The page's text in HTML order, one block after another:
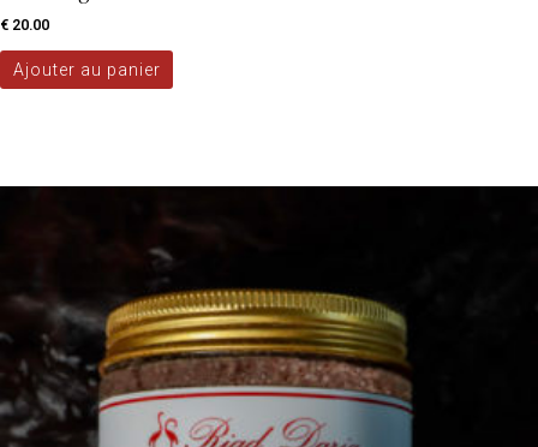
€ 20.00
Ajouter au panier